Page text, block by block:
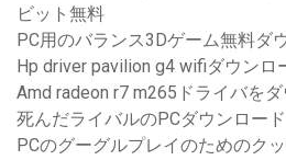
ビット無料
PC用のバランス3Dゲーム無料ダ
Hp driver pavilion g4 wifiダウンロ
Amd radeon r7 m265ドライバを
死んだライバルのPCダウンロード
PCのグーグルプレイのためのク